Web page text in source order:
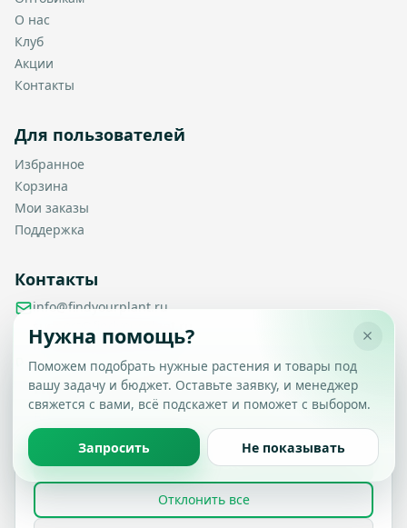
О нас
Клуб
Акции
Контакты
Для пользователей
Избранное
Корзина
Мои заказы
Поддержка
Контакты
info@findyourplant.ru
findyourplantofficial@gmail.com
+7 929 115-17-50
Санкт-Петербург, Гражданский проспект, д. 104, корп. 1,
литера А, офис 430
© 2026 Find Your Plant. Все права защищены.
Политика конфиденциальностиУсловия использованияFAQ
Настройка конфиденциальности
Вы можете выбрать, какие типы файлов cookie
разрешить.
Политика обработки данных
Принять все
Отклонить все
Нужна помощь?
Поможем подобрать нужные растения и товары под
вашу задачу и бюджет. Оставьте заявку, и менеджер
свяжется с вами, всё подскажет и поможет с выбором.
Запросить Не показывать